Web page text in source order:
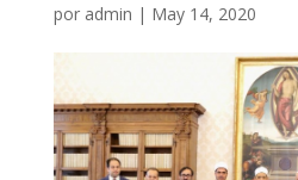
por admin | May 14, 2020